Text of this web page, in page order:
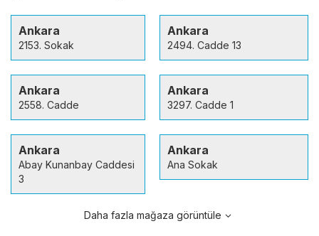
Ankara
2153. Sokak
Ankara
2494. Cadde 13
Ankara
2558. Cadde
Ankara
3297. Cadde 1
Ankara
Abay Kunanbay Caddesi
3
Ankara
Ana Sokak
Daha fazla mağaza görüntüle